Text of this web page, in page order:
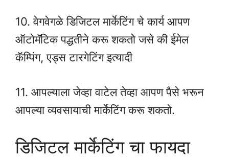
10. वेगवेगळे डिजिटल मार्केटिंग चे कार्य आपण
ऑटोमॅटिक पद्धतीने करू शकतो जसे की ईमेल
कॅम्पिंग, एड्स टारगेटिंग इत्यादी
11. आपल्याला जेव्हा वाटेल तेव्हा आपण पैसे भरून
आपल्या व्यवसायाची मार्केटिंग करू शकतो.
डिजिटल मार्केटिंग चा फायदा